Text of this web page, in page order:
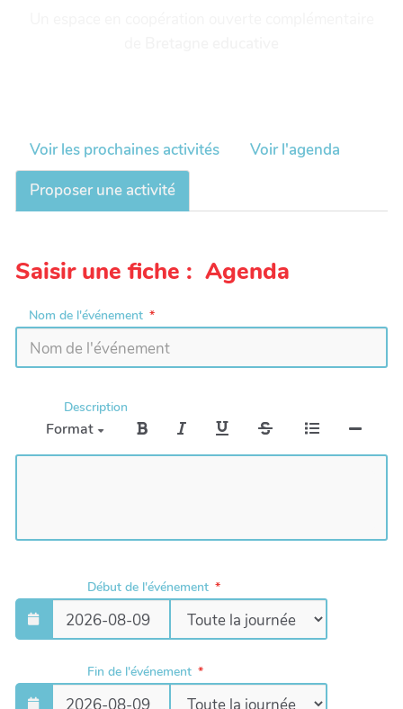
Voir les prochaines activités
Voir l'agenda
Proposer une activité
Saisir une fiche : Agenda
Nom de l'événement
Description
Format
Début de l'événement
Fin de l'événement